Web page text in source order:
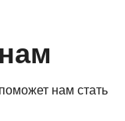
нам стать